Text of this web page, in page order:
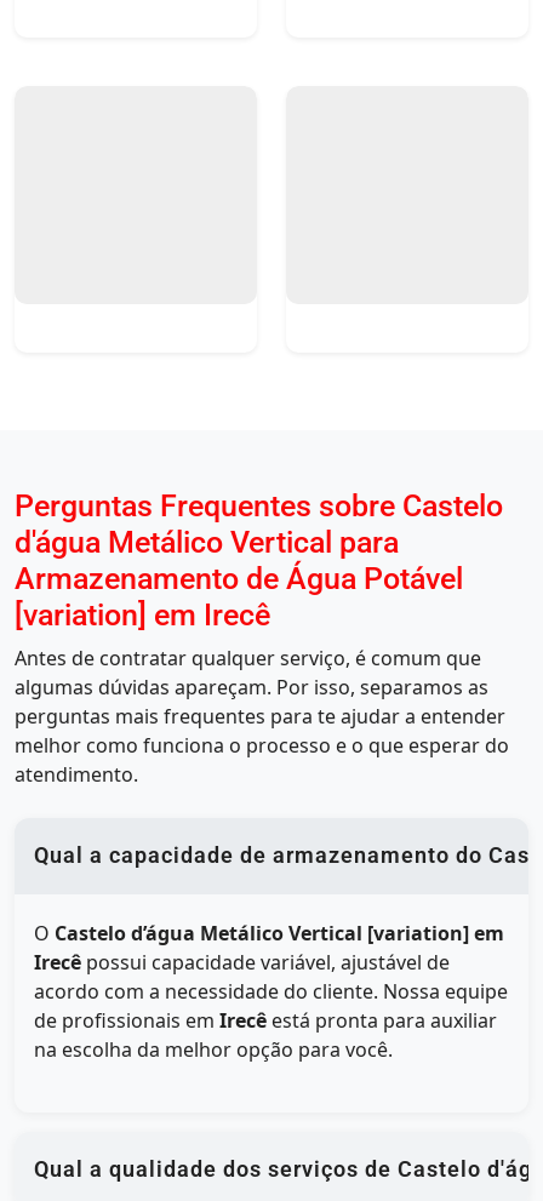
Perguntas Frequentes sobre Castelo
d'água Metálico Vertical para
Armazenamento de Água Potável
[variation] em Irecê
Antes de contratar qualquer serviço, é comum que
algumas dúvidas apareçam. Por isso, separamos as
perguntas mais frequentes para te ajudar a entender
melhor como funciona o processo e o que esperar do
atendimento.
Qual a capacidade de armazenamento do
O Castelo d’água Metálico Vertical [variation] em
Irecê possui capacidade variável, ajustável de
acordo com a necessidade do cliente. Nossa equipe
de profissionais em Irecê está pronta para auxiliar
na escolha da melhor opção para você.
Qual a qualidade dos serviços de Castelo